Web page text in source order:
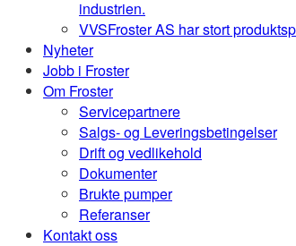
industrien.
VVSFroster AS har stort
Nyheter
Jobb i Froster
Om Froster
Servicepartnere
Salgs- og Leveringsbetingelser
Drift og vedlikehold
Dokumenter
Brukte pumper
Referanser
Kontakt oss